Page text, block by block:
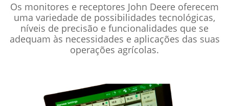
Os monitores e receptores John Deere oferecem
uma variedade de possibilidades tecnológicas,
níveis de precisão e funcionalidades que se
adequam às necessidades e aplicações das suas
operações agrícolas.